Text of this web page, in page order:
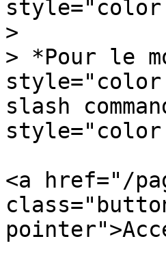
>
> *Pour le
slash
<a href="/